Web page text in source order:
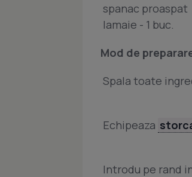
 spanac proaspat
 lamaie - 1 buc.
Mod de
 Spala toate
 Echipeaza
 Introdu pe